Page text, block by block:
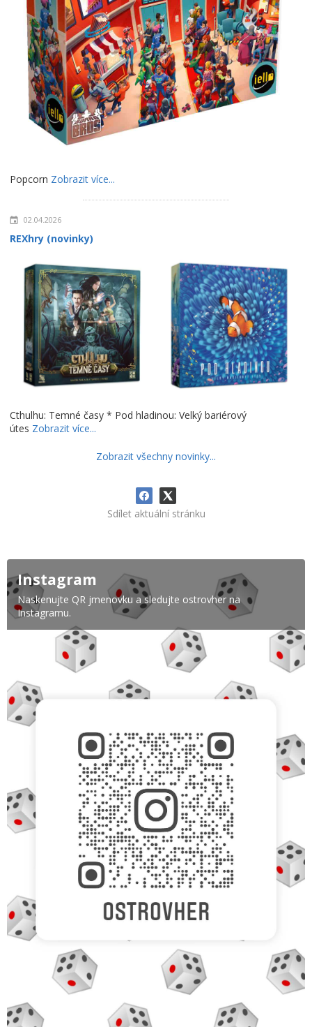
Popcorn Zobrazit více...
02.04.2026
REXhry (novinky)
Cthulhu: Temné časy * Pod hladinou: Velký bariérový
útes Zobrazit více...
Zobrazit všechny novinky...
Sdílet aktuální stránku
Instagram
Naskenujte QR jmenovku a sledujte ostrovher na
Instagramu.